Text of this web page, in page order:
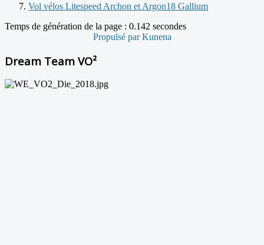
Vol vélos Litespeed Archon et Argon18 Gallium
Temps de génération de la page : 0.142 secondes
Propulsé parKunena
Dream Team VO²